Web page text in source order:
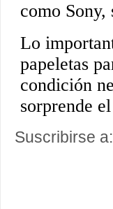
Suscribirse a: